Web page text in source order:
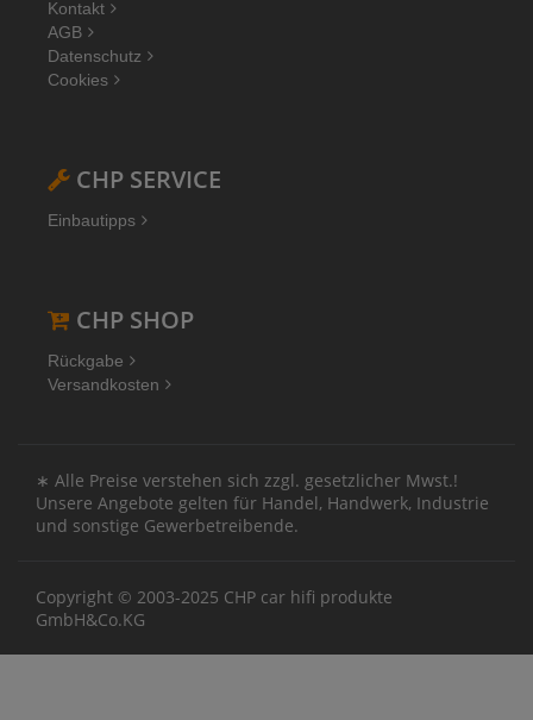
Kontakt
AGB
Datenschutz
Cookies
CHP SERVICE
Einbautipps
CHP SHOP
Rückgabe
Versandkosten
∗ Alle Preise verstehen sich zzgl. gesetzlicher Mwst.!
Unsere Angebote gelten für Handel, Handwerk, Industrie
und sonstige Gewerbetreibende.
Copyright © 2003-2025 CHP car hifi produkte
GmbH&Co.KG